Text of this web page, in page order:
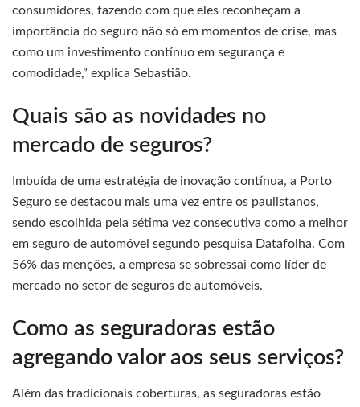
consumidores, fazendo com que eles reconheçam a
importância do seguro não só em momentos de crise, mas
como um investimento contínuo em segurança e
comodidade,” explica Sebastião.
Quais são as novidades no
mercado de seguros?
Imbuída de uma estratégia de inovação contínua, a Porto
Seguro se destacou mais uma vez entre os paulistanos,
sendo escolhida pela sétima vez consecutiva como a melhor
em seguro de automóvel segundo pesquisa Datafolha. Com
56% das menções, a empresa se sobressai como líder de
mercado no setor de seguros de automóveis.
Como as seguradoras estão
agregando valor aos seus serviços?
Além das tradicionais coberturas, as seguradoras estão